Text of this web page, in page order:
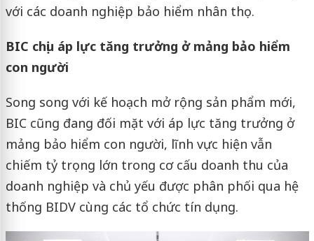
với các doanh nghiệp bảo hiểm nhân thọ.
BIC chịu áp lực tăng trưởng ở mảng bảo hiểm
con người
Song song với kế hoạch mở rộng sản phẩm mới,
BIC cũng đang đối mặt với áp lực tăng trưởng ở
mảng bảo hiểm con người, lĩnh vực hiện vẫn
chiếm tỷ trọng lớn trong cơ cấu doanh thu của
doanh nghiệp và chủ yếu được phân phối qua hệ
thống BIDV cùng các tổ chức tín dụng.